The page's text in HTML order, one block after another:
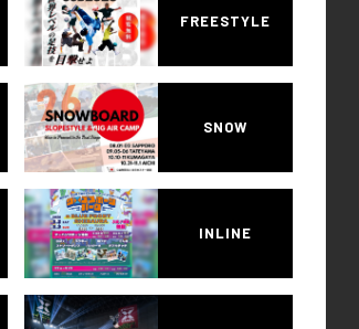
FREESTYLE
SNOW
INLINE